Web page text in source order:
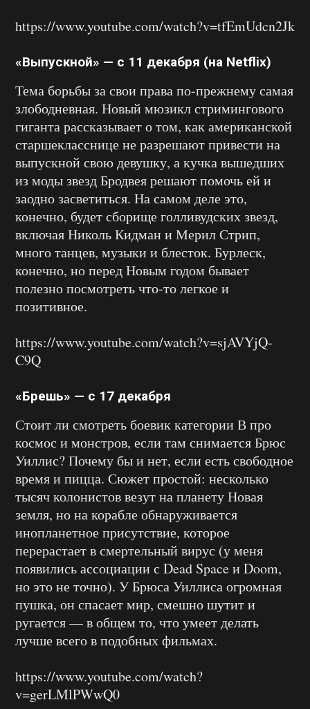
https://www.youtube.com/watch?v=tfEmUdcn2Jk
«Выпускной» — с 11 декабря (на Netflix)
Тема борьбы за свои права по-прежнему самая
злободневная. Новый мюзикл стримингового
гиганта рассказывает о том, как американской
старшекласснице не разрешают привести на
выпускной свою девушку, а кучка вышедших
из моды звезд Бродвея решают помочь ей и
заодно засветиться. На самом деле это,
конечно, будет сборище голливудских звезд,
включая Николь Кидман и Мерил Стрип,
много танцев, музыки и блесток. Бурлеск,
конечно, но перед Новым годом бывает
полезно посмотреть что-то легкое и
позитивное.
https://www.youtube.com/watch?v=sjAVYjQ-
C9Q
«Брешь» — с 17 декабря
Стоит ли смотреть боевик категории В про
космос и монстров, если там снимается Брюс
Уиллис? Почему бы и нет, если есть свободное
время и пицца. Сюжет простой: несколько
тысяч колонистов везут на планету Новая
земля, но на корабле обнаруживается
инопланетное присутствие, которое
перерастает в смертельный вирус (у меня
появились ассоциации с Dead Space и Doom,
но это не точно). У Брюса Уиллиса огромная
пушка, он спасает мир, смешно шутит и
ругается — в общем то, что умеет делать
лучше всего в подобных фильмах.
https://www.youtube.com/watch?
v=gerLMlPWwQ0